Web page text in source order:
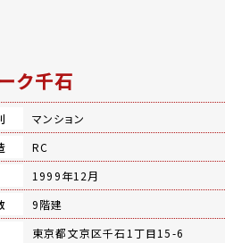
ク千石
マンション
RC
1999年12月
9階建
東京都文京区千石1丁目15-6